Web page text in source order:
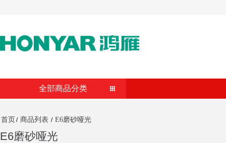
全部商品分类
首页 / 商品列表 / E6磨砂哑光
E6磨砂哑光